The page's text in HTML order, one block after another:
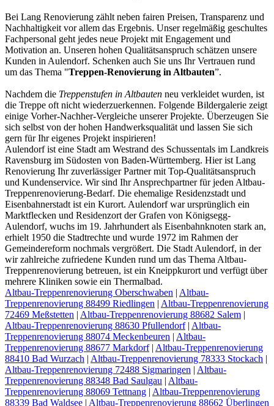
Bei Lang Renovierung zählt neben fairen Preisen, Transparenz und
Nachhaltigkeit vor allem das Ergebnis. Unser regelmäßig geschultes
Fachpersonal geht jedes neue Projekt mit Engagement und
Motivation an. Unseren hohen Qualitätsanspruch schätzen unsere
Kunden in Aulendorf. Schenken auch Sie uns Ihr Vertrauen rund
um das Thema "Treppen-Renovierung in Altbauten”.
Nachdem die Treppenstufen in Altbauten neu verkleidet wurden, ist
die Treppe oft nicht wiederzuerkennen. Folgende Bildergalerie zeigt
einige Vorher-Nachher-Vergleiche unserer Projekte. Überzeugen Sie
sich selbst von der hohen Handwerksqualität und lassen Sie sich
gern für Ihr eigenes Projekt inspirieren!
Aulendorf ist eine Stadt am Westrand des Schussentals im Landkreis
Ravensburg im Südosten von Baden-Württemberg. Hier ist Lang
Renovierung Ihr zuverlässiger Partner mit Top-Qualitätsanspruch
und Kundenservice. Wir sind Ihr Ansprechpartner für jeden Altbau-
Treppenrenovierung-Bedarf. Die ehemalige Residenzstadt und
Eisenbahnerstadt ist ein Kurort. Aulendorf war ursprünglich ein
Marktflecken und Residenzort der Grafen von Königsegg-
Aulendorf, wuchs im 19. Jahrhundert als Eisenbahnknoten stark an,
erhielt 1950 die Stadtrechte und wurde 1972 im Rahmen der
Gemeindereform nochmals vergrößert. Die Stadt Aulendorf, in der
wir zahlreiche zufriedene Kunden rund um das Thema Altbau-
Treppenrenovierung betreuen, ist ein Kneippkurort und verfügt über
mehrere Kliniken sowie ein Thermalbad.
Altbau-Treppenrenovierung Oberschwaben | Altbau-
Treppenrenovierung 88499 Riedlingen | Altbau-Treppenrenovierung
72469 Meßstetten | Altbau-Treppenrenovierung 88682 Salem |
Altbau-Treppenrenovierung 88630 Pfullendorf| Altbau-
Treppenrenovierung 88074 Meckenbeuren | Altbau-
Treppenrenovierung 88677 Markdorf| Altbau-Treppenrenovierung
88410 Bad Wurzach | Altbau-Treppenrenovierung 78333 Stockach |
Altbau-Treppenrenovierung 72488 Sigmaringen | Altbau-
Treppenrenovierung 88348 Bad Saulgau | Altbau-
Treppenrenovierung 88069 Tettnang | Altbau-Treppenrenovierung
88339 Bad Waldsee | Altbau-Treppenrenovierung 88662 Überlingen